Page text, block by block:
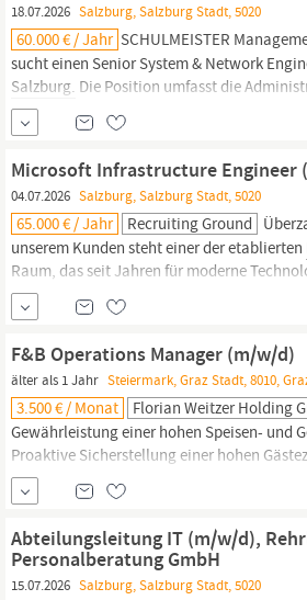
18.07.2026 Salzburg, Salzburg Stadt, 5020
60.000 € / Jahr SCHULMEISTER
sucht einen Senior System & Network
Salzburg. Die Position umfasst die
Server-Landschaft, VMware-Umgebungen
Weiterentwicklung von AD und M365/Entra
Netzwerk-...
Microsoft Infrastructure Engineer
04.07.2026 Salzburg, Salzburg Stadt, 5020
65.000 € / Jahr Recruiting Ground
unserem Kunden steht einer der etablierten
Raum, das seit Jahren für moderne
Infrastrukturen und höchste
Betrieb, Optimierung und
Microsoft-Infrastrukturen Administration
und Clientlandschaften...
F&B Operations Manager (m/w/d)
älter als 1 Jahr Steiermark, Graz Stadt, 8010,
3.500 € / Monat Florian Weitzer Holding
Gewährleistung einer hohen Speisen- und
Proaktive Sicherstellung einer hohen
Umsetzung eines effizienten
von Qualitäts-,Sicherheits-
und
Bereich Dein Profil: Abgeschlossenes
Ausbildung im Bereich Hotellerie oder
Abteilungsleitung IT (m/w/d),
Personalberatung GmbH
15.07.2026 Salzburg, Salzburg Stadt, 5020